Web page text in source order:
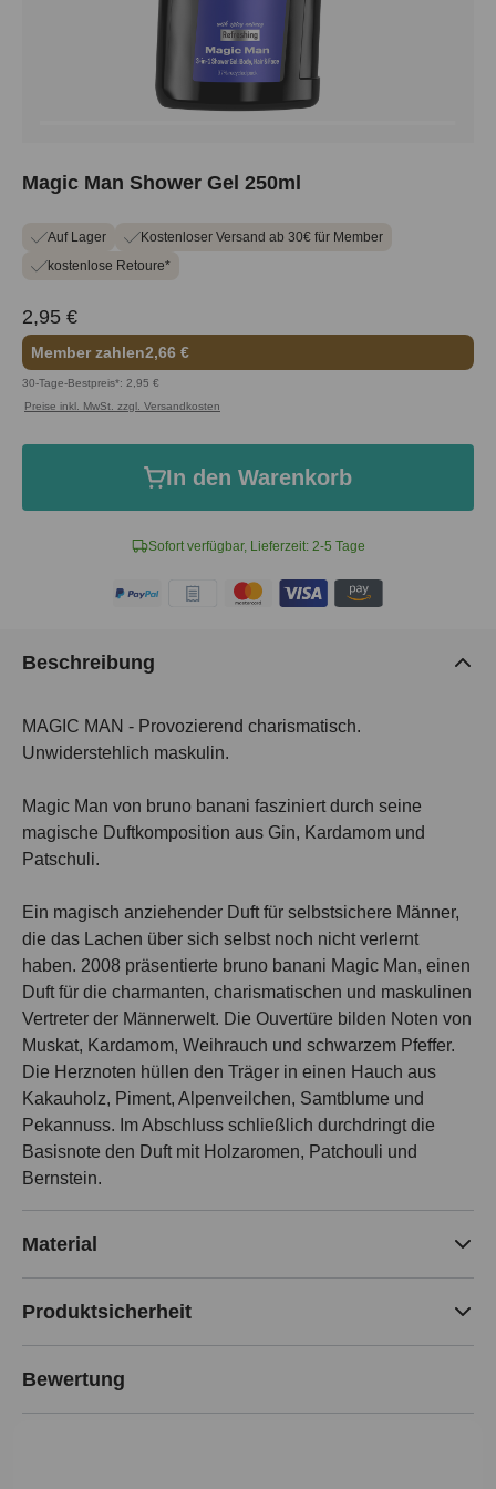
Magic Man Shower Gel 250ml
Auf Lager
Kostenloser Versand ab 30€ für Member
kostenlose Retoure*
2,95 €
Member zahlen2,66 €
30-Tage-Bestpreis*: 2,95 €
Preise inkl. MwSt. zzgl. Versandkosten
Sofort verfügbar, Lieferzeit: 2-5 Tage
In den Warenkorb
Beschreibung
MAGIC MAN - Provozierend charismatisch.
Unwiderstehlich maskulin.
Magic Man von bruno banani fasziniert durch seine
magische Duftkomposition aus Gin, Kardamom und
Patschuli.
Ein magisch anziehender Duft für selbstsichere Männer,
die das Lachen über sich selbst noch nicht verlernt
haben. 2008 präsentierte bruno banani Magic Man, einen
Duft für die charmanten, charismatischen und maskulinen
Vertreter der Männerwelt. Die Ouvertüre bilden Noten von
Muskat, Kardamom, Weihrauch und schwarzem Pfeffer.
Die Herznoten hüllen den Träger in einen Hauch aus
Kakauholz, Piment, Alpenveilchen, Samtblume und
Pekannuss. Im Abschluss schließlich durchdringt die
Basisnote den Duft mit Holzaromen, Patchouli und
Bernstein.
Material
Produktsicherheit
Bewertung